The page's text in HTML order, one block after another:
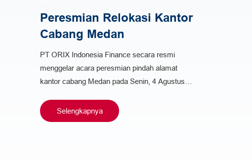
Peresmian Relokasi Kantor
Cabang Medan
PT ORIX Indonesia Finance secara resmi
menggelar acara peresmian pindah alamat
kantor cabang Medan pada Senin, 4 Agustus
Selengkapnya